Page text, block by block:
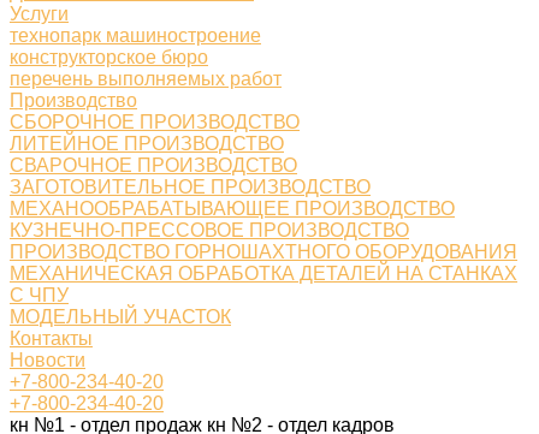
Услуги
технопарк машиностроение
конструкторское бюро
перечень выполняемых работ
Производство
СБОРОЧНОЕ ПРОИЗВОДСТВО
ЛИТЕЙНОЕ ПРОИЗВОДСТВО
СВАРОЧНОЕ ПРОИЗВОДСТВО
ЗАГОТОВИТЕЛЬНОЕ ПРОИЗВОДСТВО
МЕХАНООБРАБАТЫВАЮЩЕЕ ПРОИЗВОДСТВО
КУЗНЕЧНО-ПРЕССОВОЕ ПРОИЗВОДСТВО
ПРОИЗВОДСТВО ГОРНОШАХТНОГО ОБОРУДОВАНИЯ
МЕХАНИЧЕСКАЯ ОБРАБОТКА ДЕТАЛЕЙ НА СТАНКАХ
С ЧПУ
МОДЕЛЬНЫЙ УЧАСТОК
Контакты
Новости
+7-800-234-40-20
+7-800-234-40-20
кн №1 - отдел продаж кн №2 - отдел кадров